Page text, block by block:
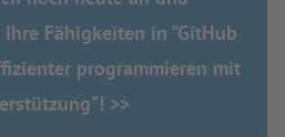
Fähigkeiten in "GitHub
programmieren mit
>>